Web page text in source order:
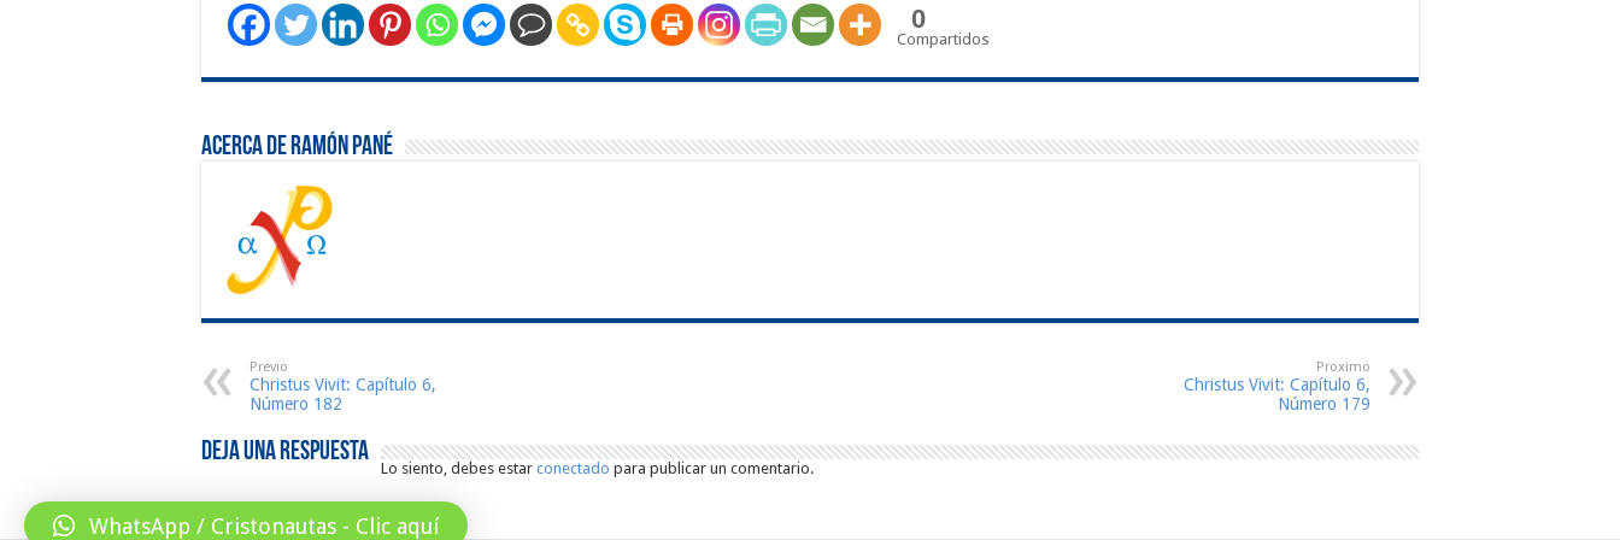
0
Compartidos
Acerca de Ramón Pané
Previo
Christus Vivit: Capítulo 6,
Número 182
Proximo
Christus Vivit: Capítulo 6,
Número 179
Deja una respuesta
Lo siento, debes estar conectado para publicar un comentario.
WhatsApp / Cristonautas - Clic aquí